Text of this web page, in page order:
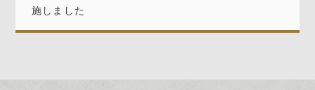
施しました